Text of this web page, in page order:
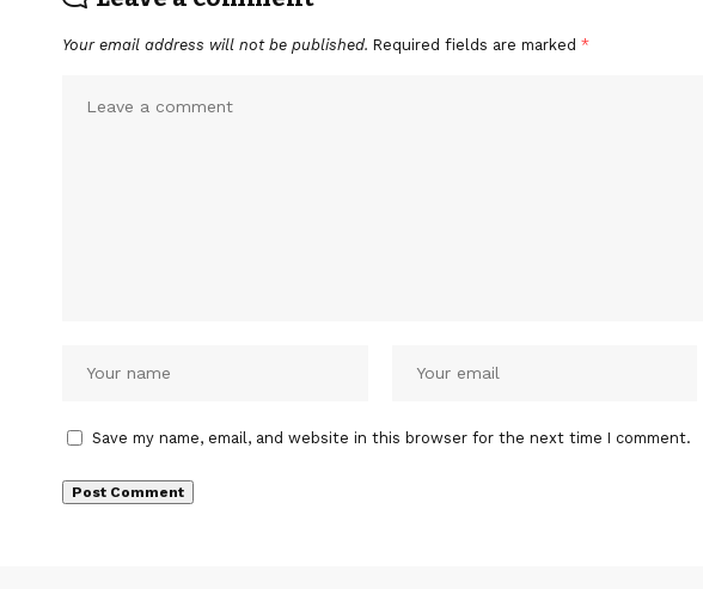
Your email address will not be published. Required fields are marked *
Save my name, email, and website in this browser for the next time I comment.